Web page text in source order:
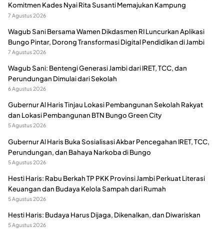
Komitmen Kades Nyai Rita Susanti Memajukan Kampung
7 Agustus 2026
Wagub Sani Bersama Wamen Dikdasmen RI Luncurkan Aplikasi
Bungo Pintar, Dorong Transformasi Digital Pendidikan di Jambi
7 Agustus 2026
Wagub Sani: Bentengi Generasi Jambi dari IRET, TCC, dan
Perundungan Dimulai dari Sekolah
6 Agustus 2026
Gubernur Al Haris Tinjau Lokasi Pembangunan Sekolah Rakyat
dan Lokasi Pembangunan BTN Bungo Green City
5 Agustus 2026
Gubernur Al Haris Buka Sosialisasi Akbar Pencegahan IRET, TCC,
Perundungan, dan Bahaya Narkoba di Bungo
5 Agustus 2026
Hesti Haris: Rabu Berkah TP PKK Provinsi Jambi Perkuat Literasi
Keuangan dan Budaya Kelola Sampah dari Rumah
5 Agustus 2026
Hesti Haris: Budaya Harus Dijaga, Dikenalkan, dan Diwariskan
5 Agustus 2026